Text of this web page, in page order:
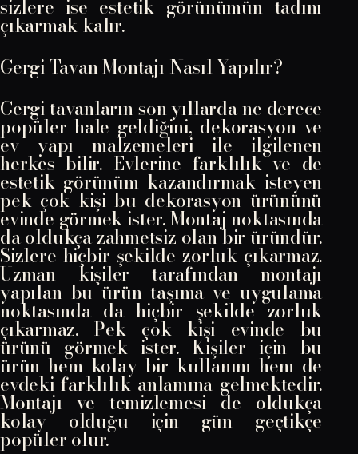
sizlere ise estetik görünümün tadını
çıkarmak kalır.
Gergi Tavan Montajı Nasıl Yapılır?
Gergi tavanların son yıllarda ne derece
popüler hale geldiğini, dekorasyon ve
ev yapı malzemeleri ile ilgilenen
herkes bilir. Evlerine farklılık ve de
estetik görünüm kazandırmak isteyen
pek çok kişi bu dekorasyon ürününü
evinde görmek ister. Montaj noktasında
da oldukça zahmetsiz olan bir üründür.
Sizlere hiçbir şekilde zorluk çıkarmaz.
Uzman kişiler tarafından montajı
yapılan bu ürün taşıma ve uygulama
noktasında da hiçbir şekilde zorluk
çıkarmaz. Pek çok kişi evinde bu
ürünü görmek ister. Kişiler için bu
ürün hem kolay bir kullanım hem de
evdeki farklılık anlamına gelmektedir.
Montajı ve temizlemesi de oldukça
kolay olduğu için gün geçtikçe
popüler olur.